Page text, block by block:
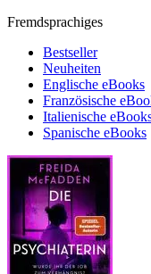
Fremdsprachiges
Bestseller
Neuheiten
Englische eBooks
Französische
Italienische
Spanische eBooks